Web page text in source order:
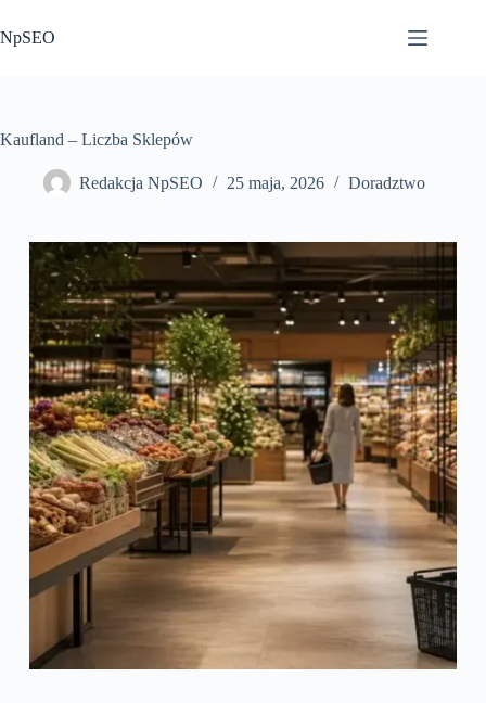
do
treści
NpSEO
Kaufland – Liczba Sklepów
Redakcja NpSEO 25 maja, 2026 Doradztwo